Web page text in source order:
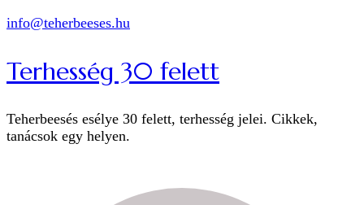
info@teherbeeses.hu
Terhesség 30 felett
Teherbeesés esélye 30 felett, terhesség jelei. Cikkek,
tanácsok egy helyen.